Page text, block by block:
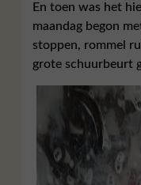
En toen was het
maandag begon
stoppen, rommel
grote schuurbeurt